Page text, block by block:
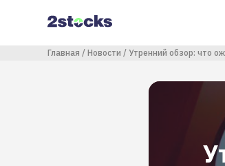
содержанию
Строка навигации
Главная Новости Утренний обзор: что